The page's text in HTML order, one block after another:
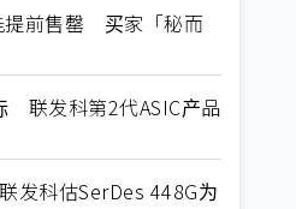
提前售罄 买家「秘而
联发科第2代ASIC产品
发科估SerDes 448G为